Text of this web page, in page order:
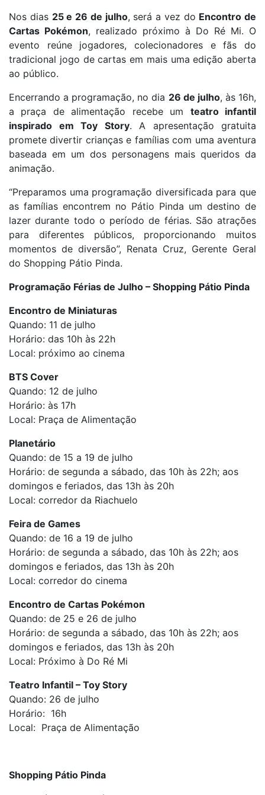
Nos dias 25 e 26 de julho, será a vez do Encontro de
Cartas Pokémon, realizado próximo à Do Ré Mi. O
evento reúne jogadores, colecionadores e fãs do
tradicional jogo de cartas em mais uma edição aberta
ao público.
Encerrando a programação, no dia 26 de julho, às 16h,
a praça de alimentação recebe um teatro infantil
inspirado em Toy Story. A apresentação gratuita
promete divertir crianças e famílias com uma aventura
baseada em um dos personagens mais queridos da
animação.
“Preparamos uma programação diversificada para que
as famílias encontrem no Pátio Pinda um destino de
lazer durante todo o período de férias. São atrações
para diferentes públicos, proporcionando muitos
momentos de diversão”, Renata Cruz, Gerente Geral
do Shopping Pátio Pinda.
Programação Férias de Julho – Shopping Pátio Pinda
Encontro de Miniaturas
Quando: 11 de julho
Horário: das 10h às 22h
Local: próximo ao cinema
BTS Cover
Quando: 12 de julho
Horário: às 17h
Local: Praça de Alimentação
Planetário
Quando: de 15 a 19 de julho
Horário: de segunda a sábado, das 10h às 22h; aos
domingos e feriados, das 13h às 20h
Local: corredor da Riachuelo
Feira de Games
Quando: de 16 a 19 de julho
Horário: de segunda a sábado, das 10h às 22h; aos
domingos e feriados, das 13h às 20h
Local: corredor do cinema
Encontro de Cartas Pokémon
Quando: de 25 e 26 de julho
Horário: de segunda a sábado, das 10h às 22h; aos
domingos e feriados, das 13h às 20h
Local: Próximo à Do Ré Mi
Teatro Infantil – Toy Story
Quando: 26 de julho
Horário: 16h
Local: Praça de Alimentação
Shopping Pátio Pinda